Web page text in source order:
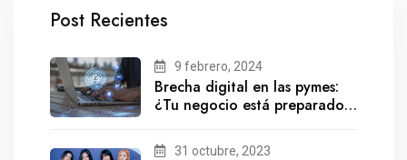
Post Recientes
9 febrero, 2024
Brecha digital en las pymes:
¿Tu negocio está preparado
31 octubre, 2023